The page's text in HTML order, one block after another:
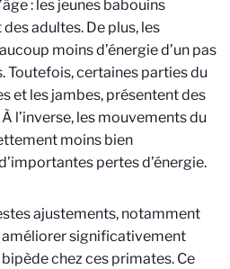
: les jeunes babouins
adultes. De plus, les
moins d’énergie d’un pas
Toutefois, certaines parties du
et les jambes, présentent des
l’inverse, les mouvements du
moins bien
pertes d’énergie.
ajustements, notamment
améliorer significativement
chez ces primates. Ce